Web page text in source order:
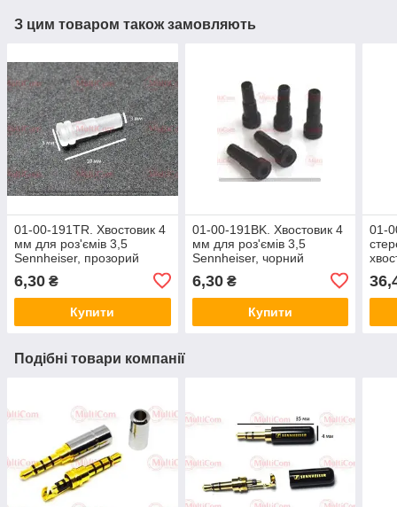
З цим товаром також замовляють
01-00-191TR. Хвостовик 4
мм для роз'ємів 3,5
Sennheiser, прозорий
6,30 ₴
Купити
01-00-191BK. Хвостовик 4
мм для роз'ємів 3,5
Sennheiser, чорний
6,30₴
Купити
01-
Подібні товари компанії